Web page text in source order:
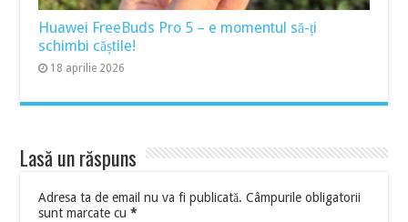
Huawei FreeBuds Pro 5 – e momentul să-ți
schimbi căștile!
18 aprilie 2026
Lasă un răspuns
Adresa ta de email nu va fi publicată. Câmpurile obligatorii
sunt marcate cu*